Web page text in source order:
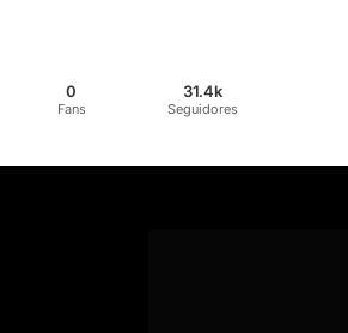
0
Fans
31.4k
Seguidores